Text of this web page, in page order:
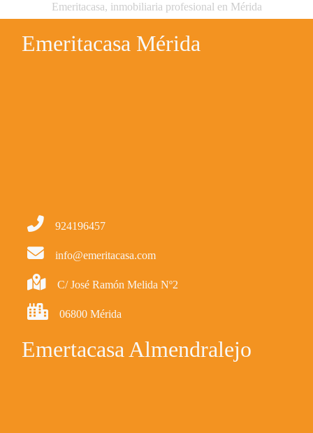
Emeritacasa, inmobiliaria profesional en Mérida
Emeritacasa Mérida
924196457
info@emeritacasa.com
C/ José Ramón Melida Nº2
06800 Mérida
Emertacasa Almendralejo